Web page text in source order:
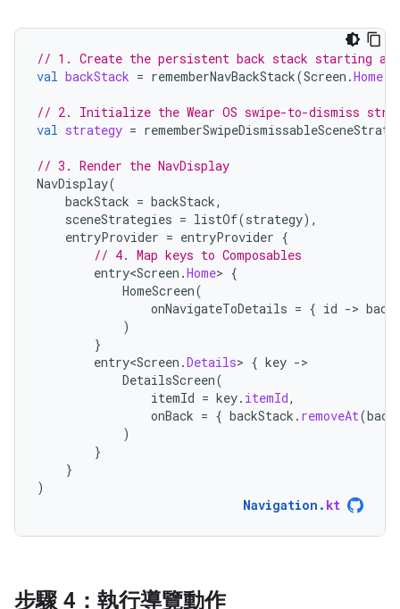
// 1. Create the persistent back stack starting at
val backStack = rememberNavBackStack(Screen .Home
// 2. Initialize the Wear OS swipe-to-dismiss
val strategy =
// 3. Render the NavDisplay
NavDisplay(
backStack = backStack,
sceneStrategies = listOf(strategy),
entryProvider = entryProvider {
// 4. Map keys to Composables
entry<Screen .Home> {
HomeScreen(
onNavigateToDetails = { id ->
)
}
entry<Screen .Details> { key -
DetailsScreen(
itemId = key. itemId,
onBack = { backStack . removeAt(
)
}
}
)
Navigation . kt
步驟 4：執行導覽動作